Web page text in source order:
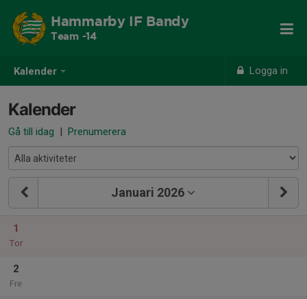
Kalender Logga in
Hammarby IF Bandy
Team -14
Kalender
Gå till idag | Prenumerera
Januari 2026
1
Tor
2
Fre